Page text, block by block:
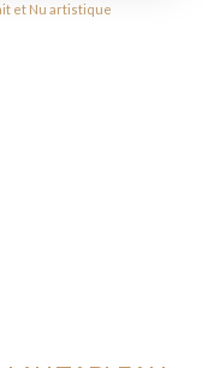
et Nu artistique